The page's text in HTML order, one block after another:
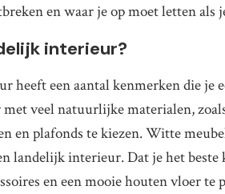
en waar je op moet letten als
interieur?
heeft een aantal kenmerken die
met veel natuurlijke materialen,
en plafonds te kiezen. Witte
landelijk interieur. Dat je het
en een mooie houten vloer te